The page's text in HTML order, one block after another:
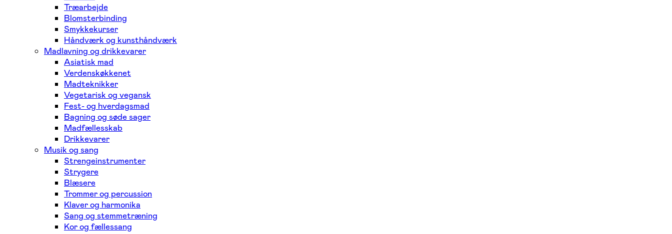
Træarbejde
Blomsterbinding
Smykkekurser
Håndværk og kunsthåndværk
Madlavning og drikkevarer
Asiatisk mad
Verdenskøkkenet
Madteknikker
Vegetarisk og vegansk
Fest- og hverdagsmad
Bagning og søde sager
Madfællesskab
Drikkevarer
Musik og sang
Strengeinstrumenter
Strygere
Blæsere
Trommer og percussion
Klaver og harmonika
Sang og stemmetræning
Kor og fællessang